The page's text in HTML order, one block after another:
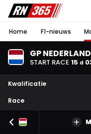
Home F1-nieuws
GP NEDERLAND
START RACE 15 d
Kwalificatie
Race